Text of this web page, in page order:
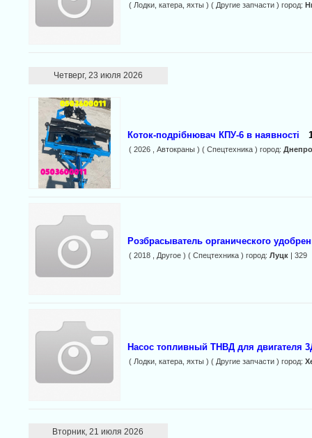
( Лодки, катера, яхты ) ( Другие запчасти ) город:
Четверг, 23 июля 2026
Коток-подрібнювач КПУ-6 в наявності
( 2026 , Автокраны ) ( Спецтехника ) город:
Розбрасыватель органического
( 2018 , Другое ) ( Спецтехника ) город: Луцк| 329
Насос топливный ТНВД для двигателя
( Лодки, катера, яхты ) ( Другие запчасти ) город:
Вторник, 21 июля 2026